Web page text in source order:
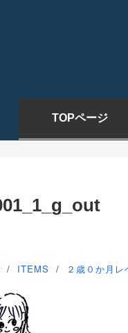
TOPページ
ITEMS ２歳０か月レ